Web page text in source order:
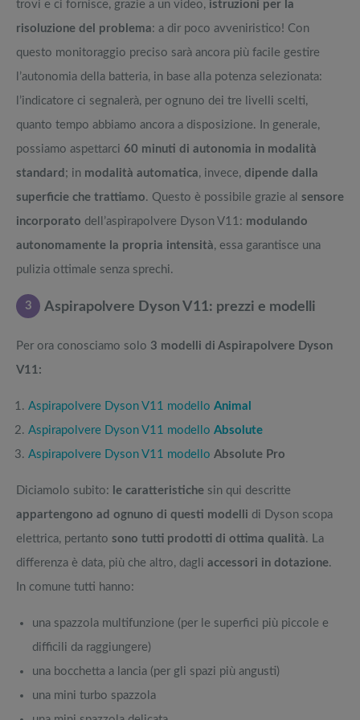
trovi e ci fornisce, grazie a un video, istruzioni per la
risoluzione del problema: a dir poco avveniristico! Con
questo monitoraggio preciso sarà ancora più facile gestire
l’autonomia della batteria, in base alla potenza selezionata:
l’indicatore ci segnalerà, per ognuno dei tre livelli scelti,
quanto tempo abbiamo ancora a disposizione. In generale,
possiamo aspettarci 60 minuti di autonomia in modalità
standard ; in modalità automatica, invece, dipende dalla
superficie che trattiamo. Questo è possibile grazie al sensore
incorporato dell’aspirapolvere Dyson V11: modulando
autonomamente la propria intensità, essa garantisce una
pulizia ottimale senza sprechi.
3 Aspirapolvere Dyson V11: prezzi e modelli
Per ora conosciamo solo 3 modelli di Aspirapolvere Dyson
V11:
Aspirapolvere Dyson V11 modello Animal
Aspirapolvere Dyson V11 modello Absolute
Aspirapolvere Dyson V11 modello Absolute Pro
Diciamolo subito: le caratteristiche sin qui descritte
appartengono ad ognuno di questi modelli di Dyson scopa
elettrica, pertanto sono tutti prodotti di ottima qualità. La
differenza è data, più che altro, dagli accessori in dotazione.
In comune tutti hanno:
una spazzola multifunzione (per le superfici più piccole e
difficili da raggiungere)
una bocchetta a lancia (per gli spazi più angusti)
una mini turbo spazzola